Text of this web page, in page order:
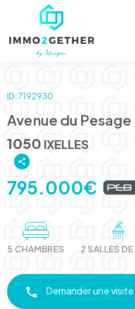
ID: 7192930
Avenue du
1050 IXELLES
795.000€
5 CHAMBRES 2 SALLES
Demander une visite